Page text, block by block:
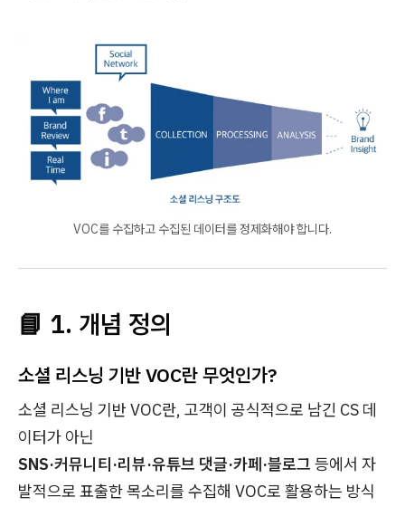
VOC를 수집하고 수집된 데이터를 정제화해야 합니다.
📘 1. 개념 정의
소셜 리스닝 기반 VOC란 무엇인가?
소셜 리스닝 기반 VOC란, 고객이 공식적으로 남긴 CS 데
이터가 아닌
SNS·커뮤니티·리뷰·유튜브 댓글·카페·블로그 등에서 자
발적으로 표출한 목소리를 수집해 VOC로 활용하는 방식